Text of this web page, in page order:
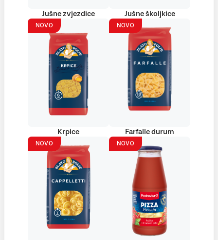
Jušne zvjezdice Jušne školjkice
NOVO
Krpice
NOVO
Farfalle durum
NOVO NOVO